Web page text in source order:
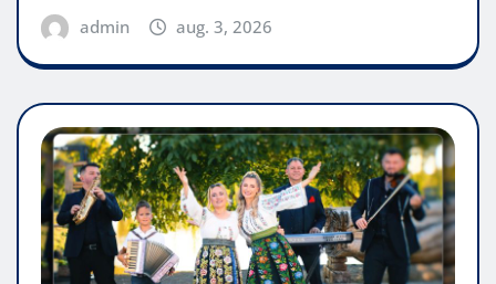
admin aug. 3, 2026